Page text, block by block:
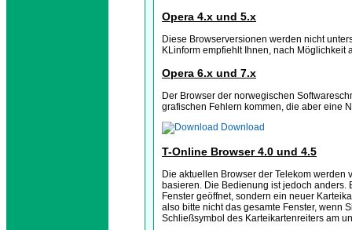
Opera 4.x und 5.x
Diese Browserversionen werden nicht
KLinform empfiehlt Ihnen, nach Möglichkeit
Opera 6.x und 7.x
Der Browser der norwegischen
grafischen Fehlern kommen, die aber eine
Download
T-Online Browser 4.0 und 4.5
Die aktuellen Browser der Telekom werden
basieren. Die Bedienung ist jedoch
Fenster geöffnet, sondern ein neuer
also bitte nicht das gesamte Fenster, wenn
Schließsymbol des Karteikartenreiters am